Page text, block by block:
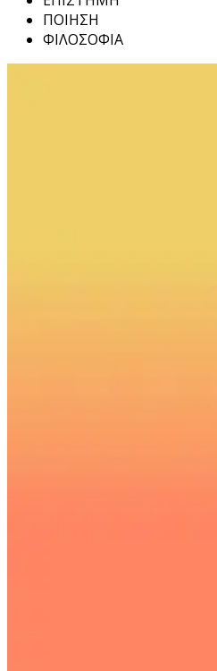
ΠΟΙΗΣΗ
ΦΙΛΟΣΟΦΙΑ